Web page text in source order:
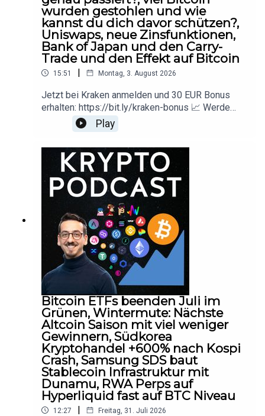
wurden gestohlen und wie
kannst du dich davor schützen?,
Uniswaps, neue Zinsfunktionen,
Bank of Japan und den Carry-
Trade und den Effekt auf Bitcoin
15:51 | Montag, 3. August 2026
Jetzt bei Kraken anmelden und 30 EUR Bonus
erhalten: https://bit.ly/kraken-bonus 📈 Werde
Blue Alpine Mitglied und profitiere von Modell
Portfolios, Kryptowissen und Investment
Alpine Youtube
Kanal:https://www.youtube.com/@KryptoInfos 🔍
Diese Kryptos kaufen Unternehmen und
Regierungen:https://cryptotreasurytracker.com
▬▬▬▬▬▬▬▬▬▬▬▬▬▬▬▬▬▬▬▬▬
▬▬▬▬▬▬▬DisclaimerBlue Alpine Research
ist kein Finanz- oder Steuerberater und jegliche
Inhalte sind nicht als Finanzberatung zu
verstehen.Es werden keinerlei Kauf- oder
Verkaufsempfehlungen abgegeben nur die
eigene Meinung der Blue Alpine Research
Organisation geteilt.
Play
Bitcoin ETFs beenden Juli im
Grünen, Wintermute: Nächste
Altcoin Saison mit viel weniger
Gewinnern, Südkorea
Kryptohandel +600% nach Kospi
Crash, Samsung SDS baut
Stablecoin Infrastruktur mit
Dunamu, RWA Perps auf
Hyperliquid fast auf BTC Niveau
12:27 | Freitag, 31. Juli 2026